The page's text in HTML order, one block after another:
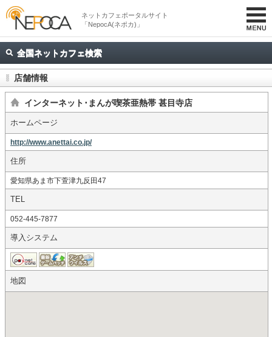
ネットカフェポータルサイト
「NepocA(ネポカ)」
全国ネットカフェ検索
店舗情報
インターネット･まんが喫茶亜熱帯 甚目寺店
ホームページ
http://www.anettai.co.jp/
住所
愛知県あま市下萱津九反田47
TEL
052-445-7877
導入システム
地図